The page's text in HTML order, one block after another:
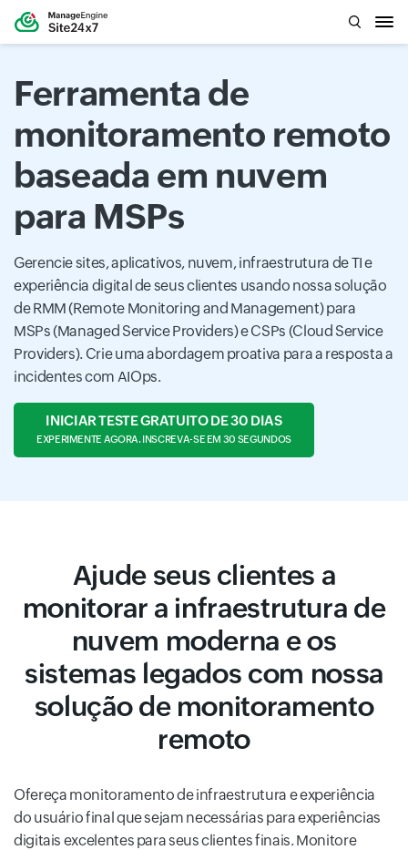
Ferramenta de
monitoramento remoto
baseada em nuvem
para MSPs
Gerencie sites, aplicativos, nuvem, infraestrutura de TI e
experiência digital de seus clientes usando nossa solução
de RMM (Remote Monitoring and Management) para
MSPs (Managed Service Providers) e CSPs (Cloud Service
Providers). Crie uma abordagem proativa para a resposta a
incidentes com AIOps.
INICIAR TESTE GRATUITO DE 30 DIAS
EXPERIMENTE AGORA. INSCREVA-SE EM 30 SEGUNDOS
Ajude seus clientes a
monitorar a infraestrutura de
nuvem moderna e os
sistemas legados com nossa
solução de monitoramento
remoto
Ofereça monitoramento de infraestrutura e experiência
do usuário final que sejam necessárias para experiências
digitais excelentes para seus clientes finais. Monitore